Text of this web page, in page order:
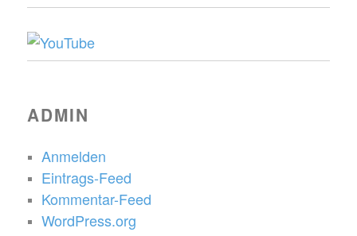
ADMIN
Anmelden
Eintrags-Feed
Kommentar-Feed
WordPress.org